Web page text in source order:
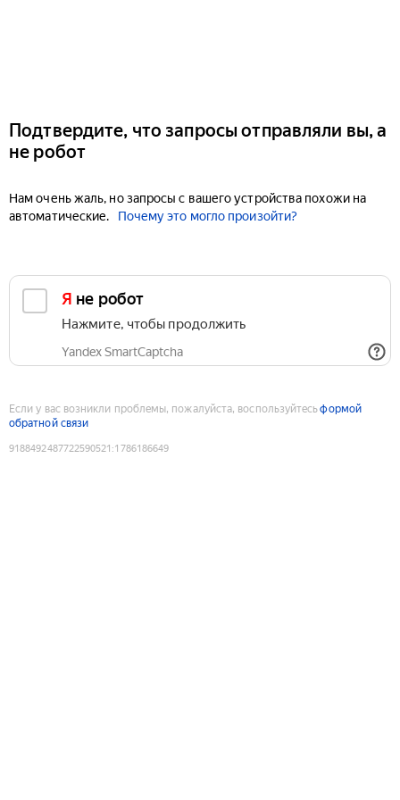
Подтвердите, что запросы отправляли вы, а
не робот
Нам очень жаль, но запросы с вашего устройства похожи на
автоматические.
Почему это могло произойти?
Я не робот
Нажмите, чтобы продолжить
Yandex SmartCaptcha
Если у вас возникли проблемы, пожалуйста, воспользуйтесьформой
обратной связи
9188492487722590521 :1786186649